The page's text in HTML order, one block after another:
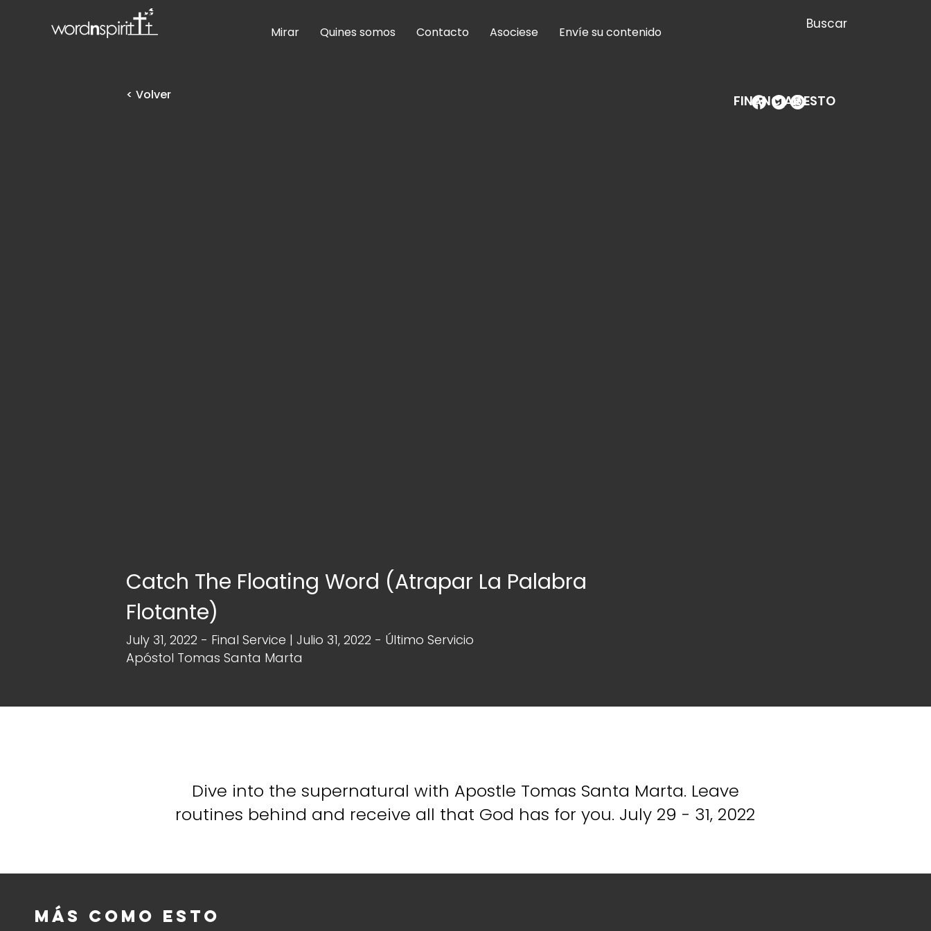
Mirar Quines somos Contacto Asociese Envíe su contenido
Buscar
< Volver FINANCIAR ESTO
Catch The Floating Word (Atrapar La Palabra
Flotante)
July 31, 2022 - Final Service | Julio 31, 2022 - Último Servicio
Apóstol Tomas Santa Marta
Dive into the supernatural with Apostle Tomas Santa Marta. Leave
routines behind and receive all that God has for you. July 29 - 31, 2022
Más como esto